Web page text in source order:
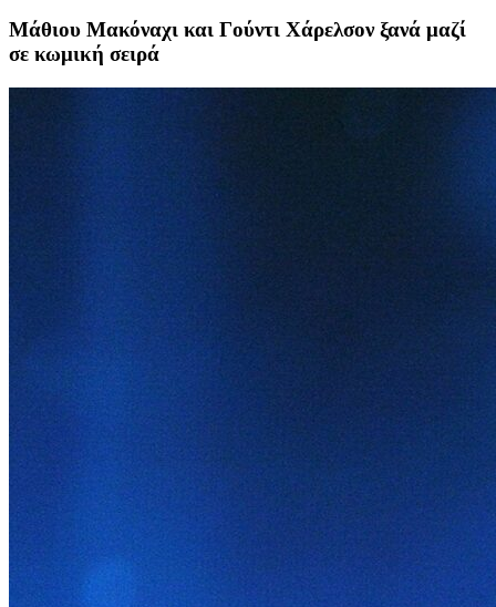
Μάθιου Μακόναχι και Γούντι Χάρελσον ξανά μαζί
σε κωμική σειρά